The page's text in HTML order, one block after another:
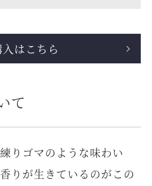
入はこちら
て
りゴマのような味わい
りが生きているのがこの